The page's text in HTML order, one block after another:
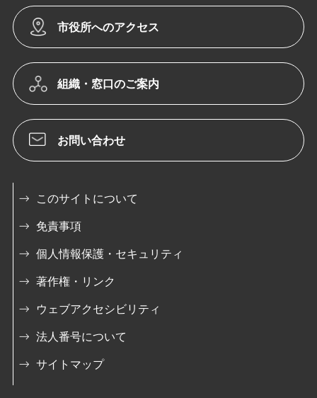
市役所へのアクセス
組織・窓口のご案内
お問い合わせ
このサイトについて
免責事項
個人情報保護・セキュリティ
著作権・リンク
ウェブアクセシビリティ
法人番号について
サイトマップ